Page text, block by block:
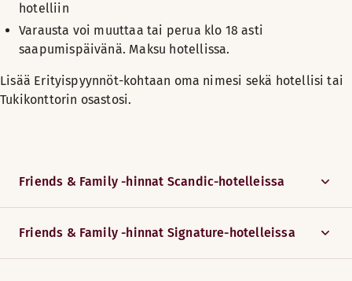
hotelliin
Varausta voi muuttaa tai perua klo 18 asti
saapumispäivänä. Maksu hotellissa.
Lisää Erityispyynnöt-kohtaan oma nimesi sekä hotellisi tai
Tukikonttorin osastosi.
Friends & Family -hinnat Scandic-hotelleissa
Friends & Family -hinnat Signature-hotelleissa